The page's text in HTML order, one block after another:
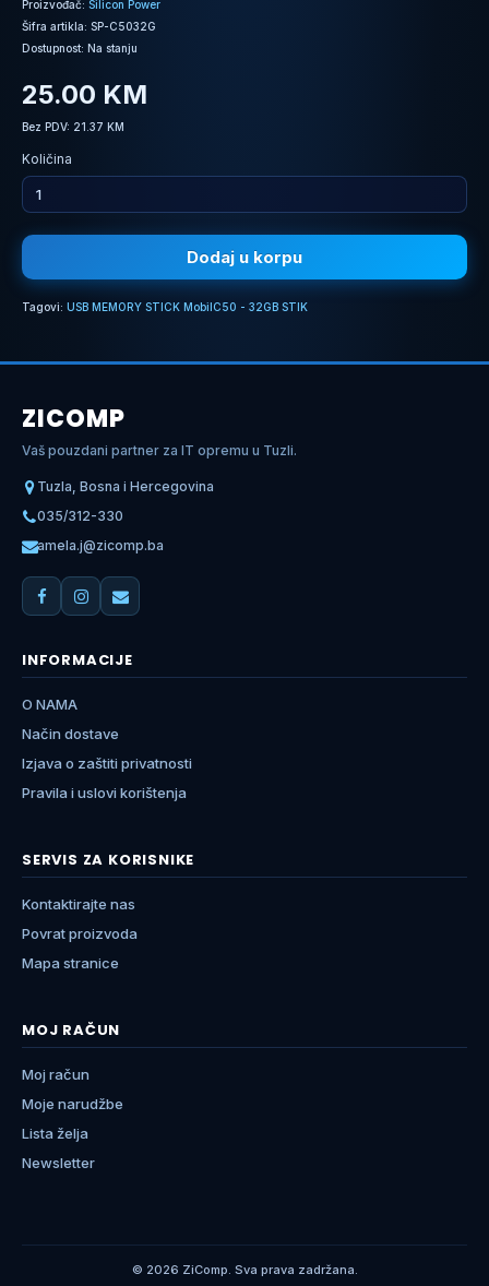
Proizvođač: Silicon Power
Šifra artikla: SP-C5032G
Dostupnost: Na stanju
25.00 KM
Bez PDV: 21.37 KM
Količina
Dodaj u korpu
Tagovi: USB MEMORY STICK MobilC50 - 32GB STIK
ZICOMP
Vaš pouzdani partner za IT opremu u Tuzli.
Tuzla, Bosna i Hercegovina
035/312-330
amela.j@zicomp.ba
INFORMACIJE
O NAMA
Način dostave
Izjava o zaštiti privatnosti
Pravila i uslovi korištenja
SERVIS ZA KORISNIKE
Kontaktirajte nas
Povrat proizvoda
Mapa stranice
MOJ RAČUN
Moj račun
Moje narudžbe
Lista želja
Newsletter
© 2026 ZiComp. Sva prava zadržana.